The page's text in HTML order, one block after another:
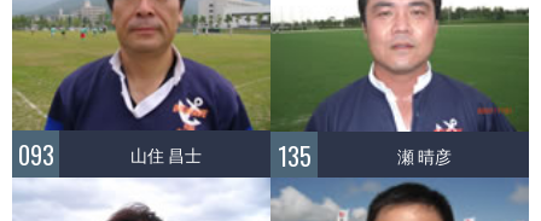
093 山住 昌士 135 瀬 晴彦